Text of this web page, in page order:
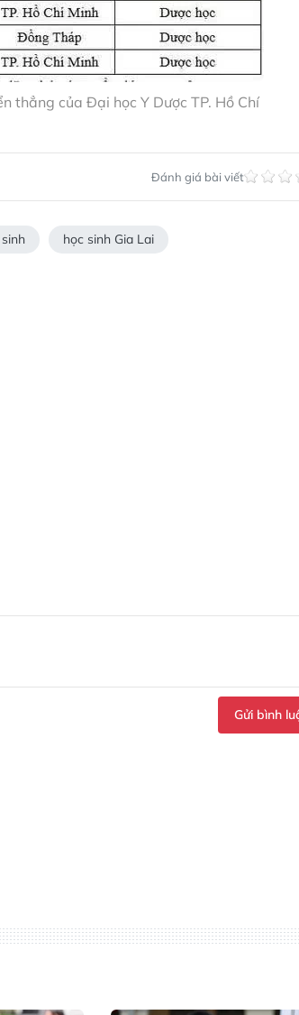
thẳng của Đại học Y Dược TP. Hồ Chí
Đánh giá bài viết
học sinh Gia Lai
Gửi bình